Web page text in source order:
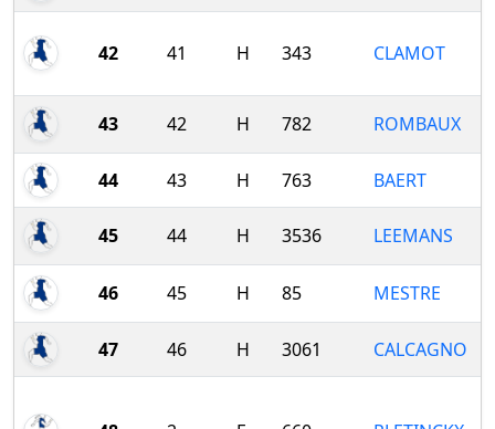
42 41 H 343 CLAMOT
43 42 H 782 ROMBAUX
44 43 H 763 BAERT
45 44 H 3536 LEEMANS
46 45 H 85 MESTRE
47 46 H 3061 CALCAGNO